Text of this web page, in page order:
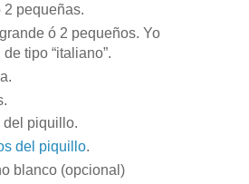
2 pequeñas.
ó 2 pequeños. Yo
tipo “italiano”.
del piquillo.
del piquillo.
blanco (opcional)